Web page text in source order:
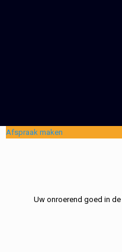
Afspraak maken
Uw onroerend goed in